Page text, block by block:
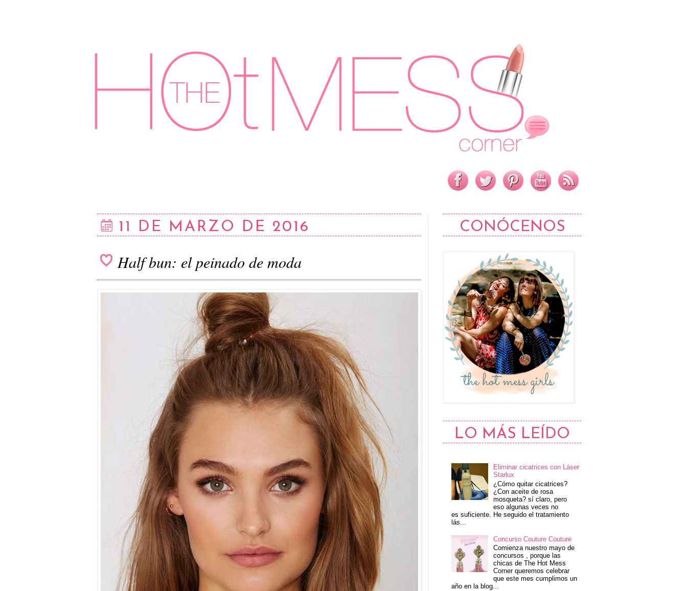
11 DE MARZO DE 2016
Half bun: el peinado de moda
CONÓCENOS
LO MÁS LEÍDO
Eliminar cicatrices con Láser
Starlux
¿Cómo quitar cicatrices?
¿Con aceite de rosa
mosqueta? sí claro, pero
eso algunas veces no
es suficiente. He seguido el tratamiento
lás...
Concurso Couture Couture
Comienza nuestro mayo de
concursos , porque las
chicas de The Hot Mess
Corner queremos celebrar
que este mes cumplimos un
año en la blog...